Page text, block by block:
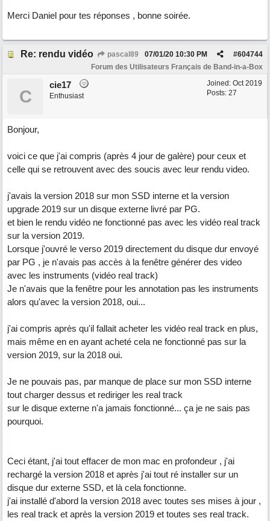
Merci Daniel pour tes réponses , bonne soirée.
Re: rendu vidéo pascal89 #604744
07/01/20 10:30 PM
Forum des Utilisateurs Français de Band-in-a-Box
Joined: Oct 2019
Posts: 27
C
cie17
Enthusiast
Bonjour,
voici ce que j'ai compris (après 4 jour de galère) pour ceux et
celle qui se retrouvent avec des soucis avec leur rendu video.
j'avais la version 2018 sur mon SSD interne et la version
upgrade 2019 sur un disque externe livré par PG.
et bien le rendu vidéo ne fonctionné pas avec les vidéo real track
sur la version 2019.
Lorsque j'ouvré le verso 2019 directement du disque dur envoyé
par PG , je n'avais pas accès à la fenêtre générer des video
avec les instruments (vidéo real track)
Je n'avais que la fenêtre pour les annotation pas les instruments
alors qu'avec la version 2018, oui...
j'ai compris après qu'il fallait acheter les vidéo real track en plus,
mais même en en ayant acheté cela ne fonctionné pas sur la
version 2019, sur la 2018 oui.
Je ne pouvais pas, par manque de place sur mon SSD interne
tout charger dessus et rediriger les real track
sur le disque externe n'a jamais fonctionné... ça je ne sais pas
pourquoi.
Ceci étant, j'ai tout effacer de mon mac en profondeur , j'ai
rechargé la version 2018 et après j'ai tout ré installer sur un
disque dur externe SSD, et là cela fonctionne.
j'ai installé d'abord la version 2018 avec toutes ses mises à jour ,
les real track et après la version 2019 et toutes ses real track.